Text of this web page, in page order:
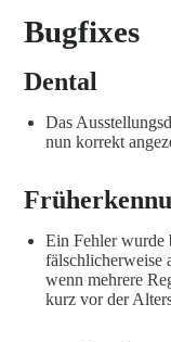
Bugfixes
Dental
Das
nun korrekt
Ein Fehler wurde
fälschlicherweise
wenn mehrere
kurz vor der